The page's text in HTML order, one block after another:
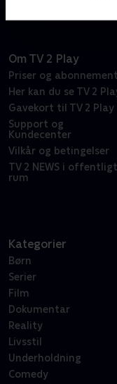
Om TV 2 Play
Priser og abonnement
Her kan du se TV 2
Gavekort til TV 2 Play
Support og
Kundecenter
Vilkår og betingelser
TV 2 NEWS i offentligt
rum
Kategorier
Børn
Serier
Film
Dokumentar
Reality
Livsstil
Underholdning
Comedy